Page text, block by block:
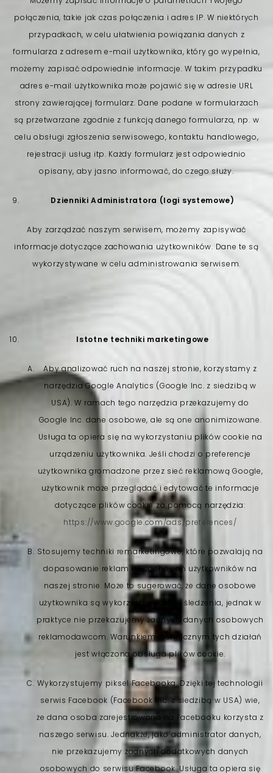
połączenia, takie jak czas połączenia i adres IP. W niektórych
przypadkach, w celu ułatwienia powiązania danych z
formularza z adresem e-mail użytkownika, który go wypełnia,
możemy zapisać odpowiednie informacje. W takim przypadku
adres e-mail użytkownika może pojawić się w adresie URL
strony zawierającej formularz. Dane podane w formularzach
są przetwarzane zgodnie z funkcją danego formularza, np. w
celu obsługi zgłoszenia serwisowego, kontaktu handlowego,
rejestracji usług itp. Każdy formularz jest odpowiednio
opisany, aby jasno informować, do czego służy.
Dzienniki Administratora (logi systemowe)
Aby zarządzać naszym serwisem, możemy zapisywać
informacje dotyczące zachowania użytkowników. Dane te są
wykorzystywane w celu administrowania serwisem.
Istotne techniki marketingowe
Aby analizować ruch na naszej stronie, korzystamy z
narzędzia Google Analytics (Google Inc. z siedzibą w
USA). W ramach tego narzędzia przekazujemy do
Google Inc. dane osobowe, ale są one anonimizowane.
Usługa ta opiera się na wykorzystaniu plików cookie na
urządzeniu użytkownika. Jeśli chodzi o preferencje
użytkownika gromadzone przez sieć reklamową Google,
użytkownik może przeglądać i edytować te informacje
dotyczące plików cookie za pomocą narzędzia:
https://www.google.com/ads/preferences/
Stosujemy techniki remarketingowe, które pozwalają na
dopasowanie reklam do zachowań użytkowników na
naszej stronie. Może to sugerować, że dane osobowe
użytkownika są wykorzystywane do śledzenia, jednak w
praktyce nie przekazujemy żadnych danych osobowych
reklamodawcom. Warunkiem technicznym tych działań
jest włączona obsługa plików cookie.
Wykorzystujemy piksel Facebooka. Dzięki tej technologii
serwis Facebook (Facebook Inc. z siedzibą w USA) wie,
że dana osoba zarejestrowana na Facebooku korzysta z
naszego serwisu. Jednakże, jako administrator danych,
nie przekazujemy żadnych dodatkowych danych
osobowych do serwisu Facebook. Usługa ta opiera się